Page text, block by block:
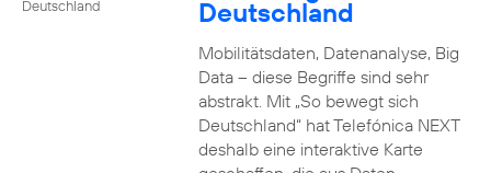
Deutschland
Deutschland
Mobilitätsdaten, Datenanalyse, Big
Data – diese Begriffe sind sehr
abstrakt. Mit „So bewegt sich
Deutschland“ hat Telefónica NEXT
deshalb eine interaktive Karte